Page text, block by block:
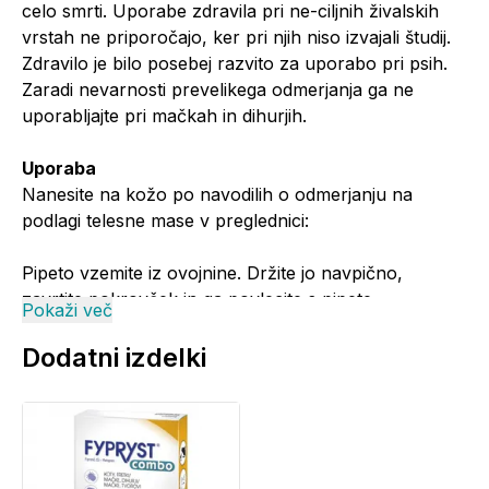
celo smrti. Uporabe zdravila pri ne-ciljnih živalskih
vrstah ne priporočajo, ker pri njih niso izvajali študij.
Zdravilo je bilo posebej razvito za uporabo pri psih.
Zaradi nevarnosti prevelikega odmerjanja ga ne
uporabljajte pri mačkah in dihurjih.
Uporaba
Nanesite na kožo po navodilih o odmerjanju na
podlagi telesne mase v preglednici:
Pipeto vzemite iz ovojnine. Držite jo navpično,
zavrtite pokrovček in ga povlecite s pipete.
Pokrovček obrnite in njegov nasprotni konec
zavrtite, da tesnilo poči, nato pokrovček odstranite s
Živali razmaknite dlake med lopaticama, da postane
Pokaži več
Dodatni izdelki